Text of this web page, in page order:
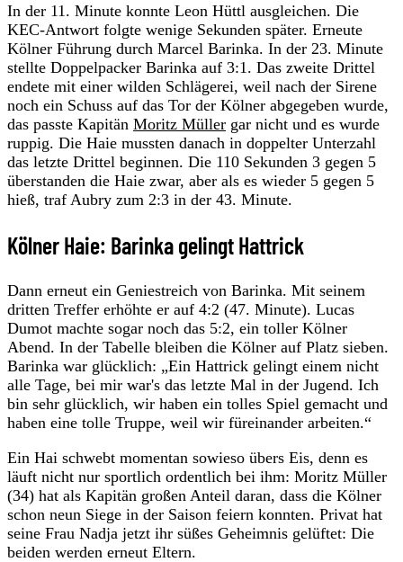
In der 11. Minute konnte Leon Hüttl ausgleichen. Die
KEC-Antwort folgte wenige Sekunden später. Erneute
Kölner Führung durch Marcel Barinka. In der 23. Minute
stellte Doppelpacker Barinka auf 3:1. Das zweite Drittel
endete mit einer wilden Schlägerei, weil nach der Sirene
noch ein Schuss auf das Tor der Kölner abgegeben wurde,
das passte Kapitän Moritz Müller gar nicht und es wurde
ruppig. Die Haie mussten danach in doppelter Unterzahl
das letzte Drittel beginnen. Die 110 Sekunden 3 gegen 5
überstanden die Haie zwar, aber als es wieder 5 gegen 5
hieß, traf Aubry zum 2:3 in der 43. Minute.
Kölner Haie: Barinka gelingt Hattrick
Dann erneut ein Geniestreich von Barinka. Mit seinem
dritten Treffer erhöhte er auf 4:2 (47. Minute). Lucas
Dumot machte sogar noch das 5:2, ein toller Kölner
Abend. In der Tabelle bleiben die Kölner auf Platz sieben.
Barinka war glücklich: „Ein Hattrick gelingt einem nicht
alle Tage, bei mir war's das letzte Mal in der Jugend. Ich
bin sehr glücklich, wir haben ein tolles Spiel gemacht und
haben eine tolle Truppe, weil wir füreinander arbeiten.“
Ein Hai schwebt momentan sowieso übers Eis, denn es
läuft nicht nur sportlich ordentlich bei ihm: Moritz Müller
(34) hat als Kapitän großen Anteil daran, dass die Kölner
schon neun Siege in der Saison feiern konnten. Privat hat
seine Frau Nadja jetzt ihr süßes Geheimnis gelüftet: Die
beiden werden erneut Eltern.